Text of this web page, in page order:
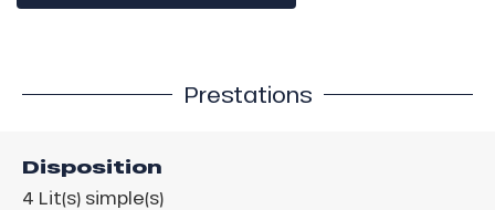
Prestations
Disposition
4 Lit(s) simple(s)